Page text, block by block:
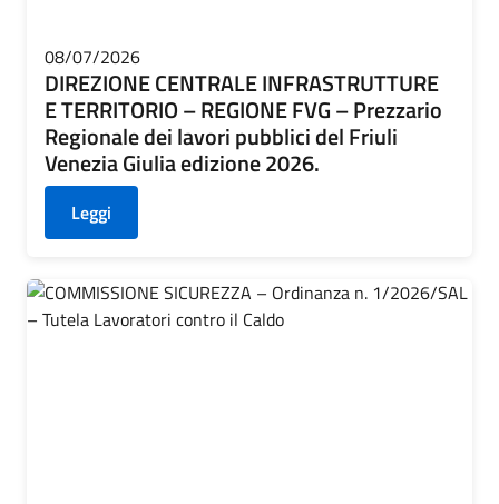
08/07/2026
DIREZIONE CENTRALE INFRASTRUTTURE
E TERRITORIO – REGIONE FVG – Prezzario
Regionale dei lavori pubblici del Friuli
Venezia Giulia edizione 2026.
Leggi